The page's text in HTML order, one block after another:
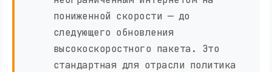
пониженной скорости — до
следующего обновления
высокоскоростного пакета. Это
стандартная для отрасли политика